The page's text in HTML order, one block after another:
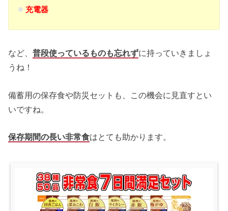
充電器
など、普段使っているものも忘れずに持っていきましょ
うね！
備蓄用の保存食や防災セットも、この機会に見直すとい
いですね。
保存期間の長い非常食はとても助かります。